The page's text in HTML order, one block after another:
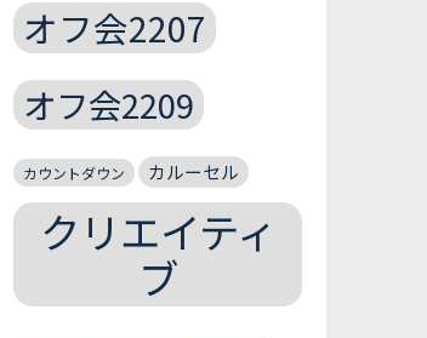
オフ会2207
オフ会2209
カウントダウン カルーセル
クリエイティ
ブ